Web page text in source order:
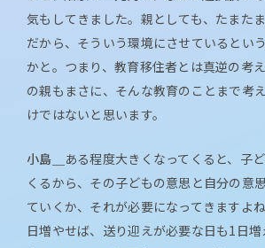
気もしてきました。親としても、たまた
だから、そういう環境にさせているとい
かと。つまり、教育移住者とは真逆の考
の親もまさに、そんな教育のことまで考
けではないと思います。
小島＿
ある程度大きくなってくると、子
くるから、その子どもの意思と自分の意
ていくか、それが必要になってきますよ
日増やせば、送り迎えが必要な日も1日